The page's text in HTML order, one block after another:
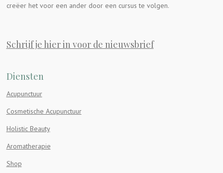
creëer het voor een ander door een cursus te volgen.
Schrijf je hier in voor de nieuwsbrief
Diensten
Acupunctuur
Cosmetische Acupunctuur
Holistic Beauty
Aromatherapie
Shop